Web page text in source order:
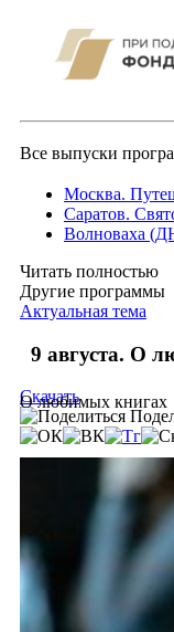
Все выпуски
Москва.
Саратов.
Волноваха
Читать полностью
Другие программы
Актуальная тема
9 августа. О
О любимых книгах
Скачать